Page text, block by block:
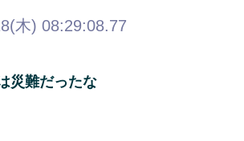
木) 08:29:08.77
災難だったな